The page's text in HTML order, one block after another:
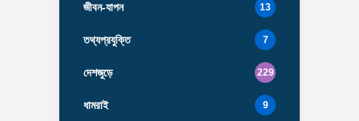
জীবন-যাপন 13
তথ্যপ্রযুক্তি 7
দেশজুড়ে 229
ধামরাই 9